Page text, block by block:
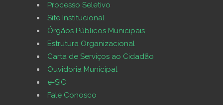
Processo Seletivo
Site Institucional
Órgãos Públicos Municipais
Estrutura Organizacional
Carta de Serviços ao Cidadão
Ouvidoria Municipal
e-SIC
Fale Conosco